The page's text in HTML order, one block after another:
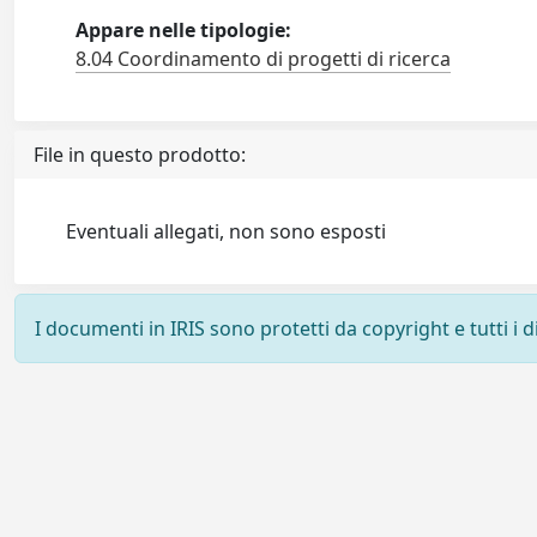
Appare nelle tipologie:
8.04 Coordinamento di progetti di ricerca
File in questo prodotto:
Eventuali allegati, non sono esposti
I documenti in IRIS sono protetti da copyright e tutti i